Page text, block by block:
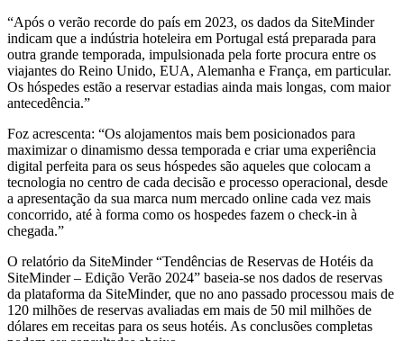
“Após o verão recorde do país em 2023, os dados da SiteMinder
indicam que a indústria hoteleira em Portugal está preparada para
outra grande temporada, impulsionada pela forte procura entre os
viajantes do Reino Unido, EUA, Alemanha e França, em particular.
Os hóspedes estão a reservar estadias ainda mais longas, com maior
antecedência.”
Foz acrescenta: “Os alojamentos mais bem posicionados para
maximizar o dinamismo dessa temporada e criar uma experiência
digital perfeita para os seus hóspedes são aqueles que colocam a
tecnologia no centro de cada decisão e processo operacional, desde
a apresentação da sua marca num mercado online cada vez mais
concorrido, até à forma como os hospedes fazem o check-in à
chegada.”
O relatório da SiteMinder “Tendências de Reservas de Hotéis da
SiteMinder – Edição Verão 2024” baseia-se nos dados de reservas
da plataforma da SiteMinder, que no ano passado processou mais de
120 milhões de reservas avaliadas em mais de 50 mil milhões de
dólares em receitas para os seus hotéis. As conclusões completas